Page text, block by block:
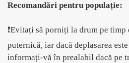
Recomandări pentru populație:
❗Evitați să porniți la drum pe
puternică, iar dacă deplasarea
informați-vă în prealabil dacă pe